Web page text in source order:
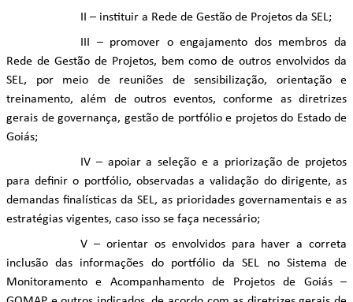
II – instituir a Rede de Gestão de Projetos da SEL;
III – promover o engajamento dos membros da
Rede de Gestão de Projetos, bem como de outros envolvidos da
SEL, por meio de reuniões de sensibilização, orientação e
treinamento, além de outros eventos, conforme as diretrizes
gerais de governança, gestão de portfólio e projetos do Estado de
Goiás;
IV – apoiar a seleção e a priorização de projetos
para definir o portfólio, observadas a validação do dirigente, as
demandas finalísticas da SEL, as prioridades governamentais e as
estratégias vigentes, caso isso se faça necessário;
V – orientar os envolvidos para haver a correta
inclusão das informações do portfólio da SEL no Sistema de
Monitoramento e Acompanhamento de Projetos de Goiás –